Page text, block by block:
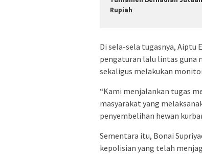
Rupiah
Di sela-sela tugasnya, Aiptu
pengaturan lalu lintas guna
sekaligus melakukan
“Kami menjalankan tugas
masyarakat yang
penyembelihan hewan
Sementara itu, Bonai
kepolisian yang telah